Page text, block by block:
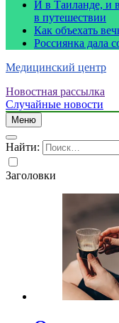
И в Таиланде, и
в путешествии
Как объехать
Россиянка дала
Медицинский центр
Новостная рассылка
Случайные новости
Меню
Найти:
Заголовки